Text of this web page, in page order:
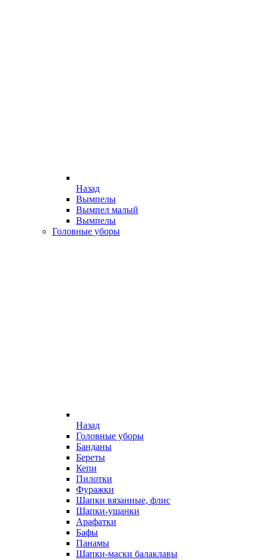
Назад
Вымпелы
Вымпел малый
Вымпелы
Головные уборы
Назад
Головные уборы
Банданы
Береты
Кепи
Пилотки
Фуражки
Шапки вязанные, флис
Шапки-ушанки
Арафатки
Бафы
Панамы
Шапки-маски балаклавы